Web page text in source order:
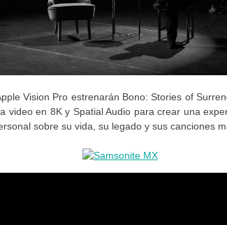
Vision Pro estrenarán Bono: Stories of
video en 8K y Spatial Audio para crear una
sobre su vida, su legado y sus canciones